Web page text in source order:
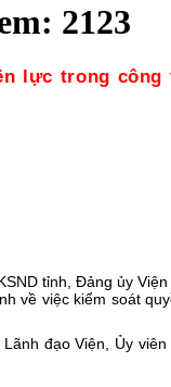
2123
lực trong công
tỉnh, Đảng ủy
về việc kiểm soát
đạo Viện, Ủy